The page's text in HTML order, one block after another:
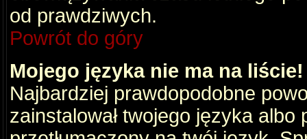
od prawdziwych.
Powrót do góry
Mojego języka nie ma na liście!
Najbardziej prawdopodobne
zainstalował twojego języka albo